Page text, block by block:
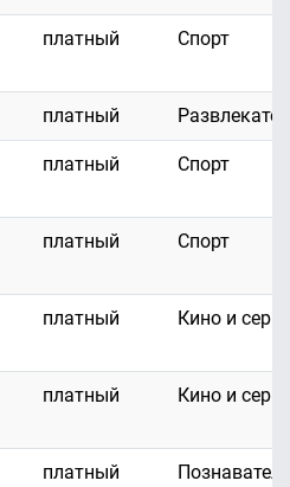
платный Спорт
платный
платный Спорт
платный Спорт
платный Кино и
платный Кино и
платный